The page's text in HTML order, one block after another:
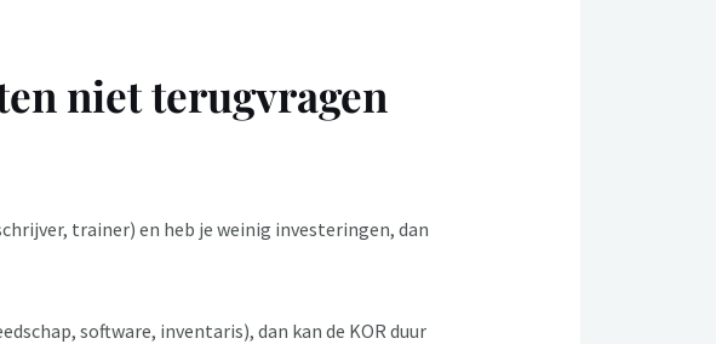
niet terugvragen
trainer) en heb je weinig investeringen, dan
software, inventaris), dan kan de KOR duur